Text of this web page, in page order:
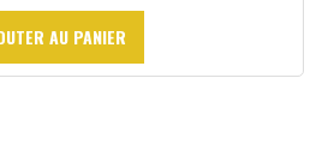
AU PANIER